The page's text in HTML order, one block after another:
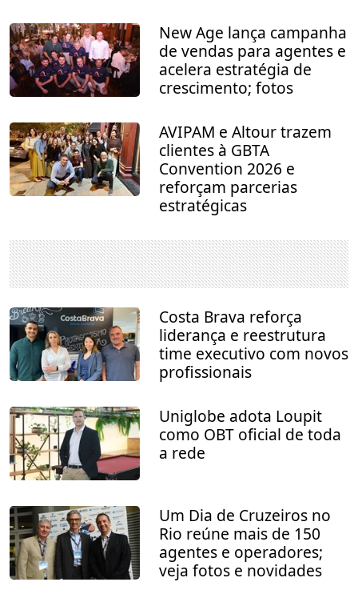
New Age lança campanha
de vendas para agentes e
acelera estratégia de
crescimento; fotos
AVIPAM e Altour trazem
clientes à GBTA
Convention 2026 e
reforçam parcerias
estratégicas
Costa Brava reforça
liderança e reestrutura
time executivo com novos
profissionais
Uniglobe adota Loupit
como OBT oficial de toda
a rede
Um Dia de Cruzeiros no
Rio reúne mais de 150
agentes e operadores;
veja fotos e novidades